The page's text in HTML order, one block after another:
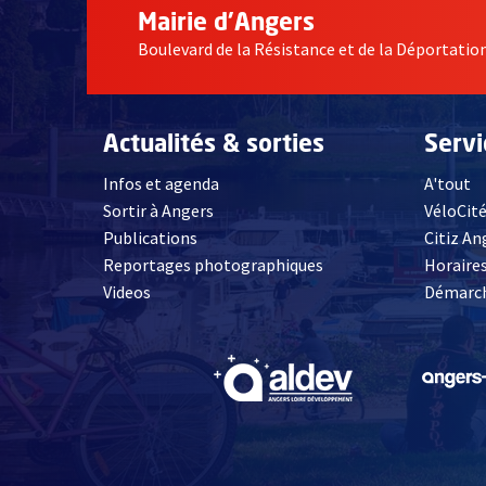
Mairie d'Angers
Boulevard de la Résistance et de la Déportation
Actualités & sorties
Infos et agenda
Sortir à Angers
Publications
Reportages photographiques
Videos, Ouvre une nouvelle fenêtre
A'tout
VéloCité
Citiz
, Ouvre une